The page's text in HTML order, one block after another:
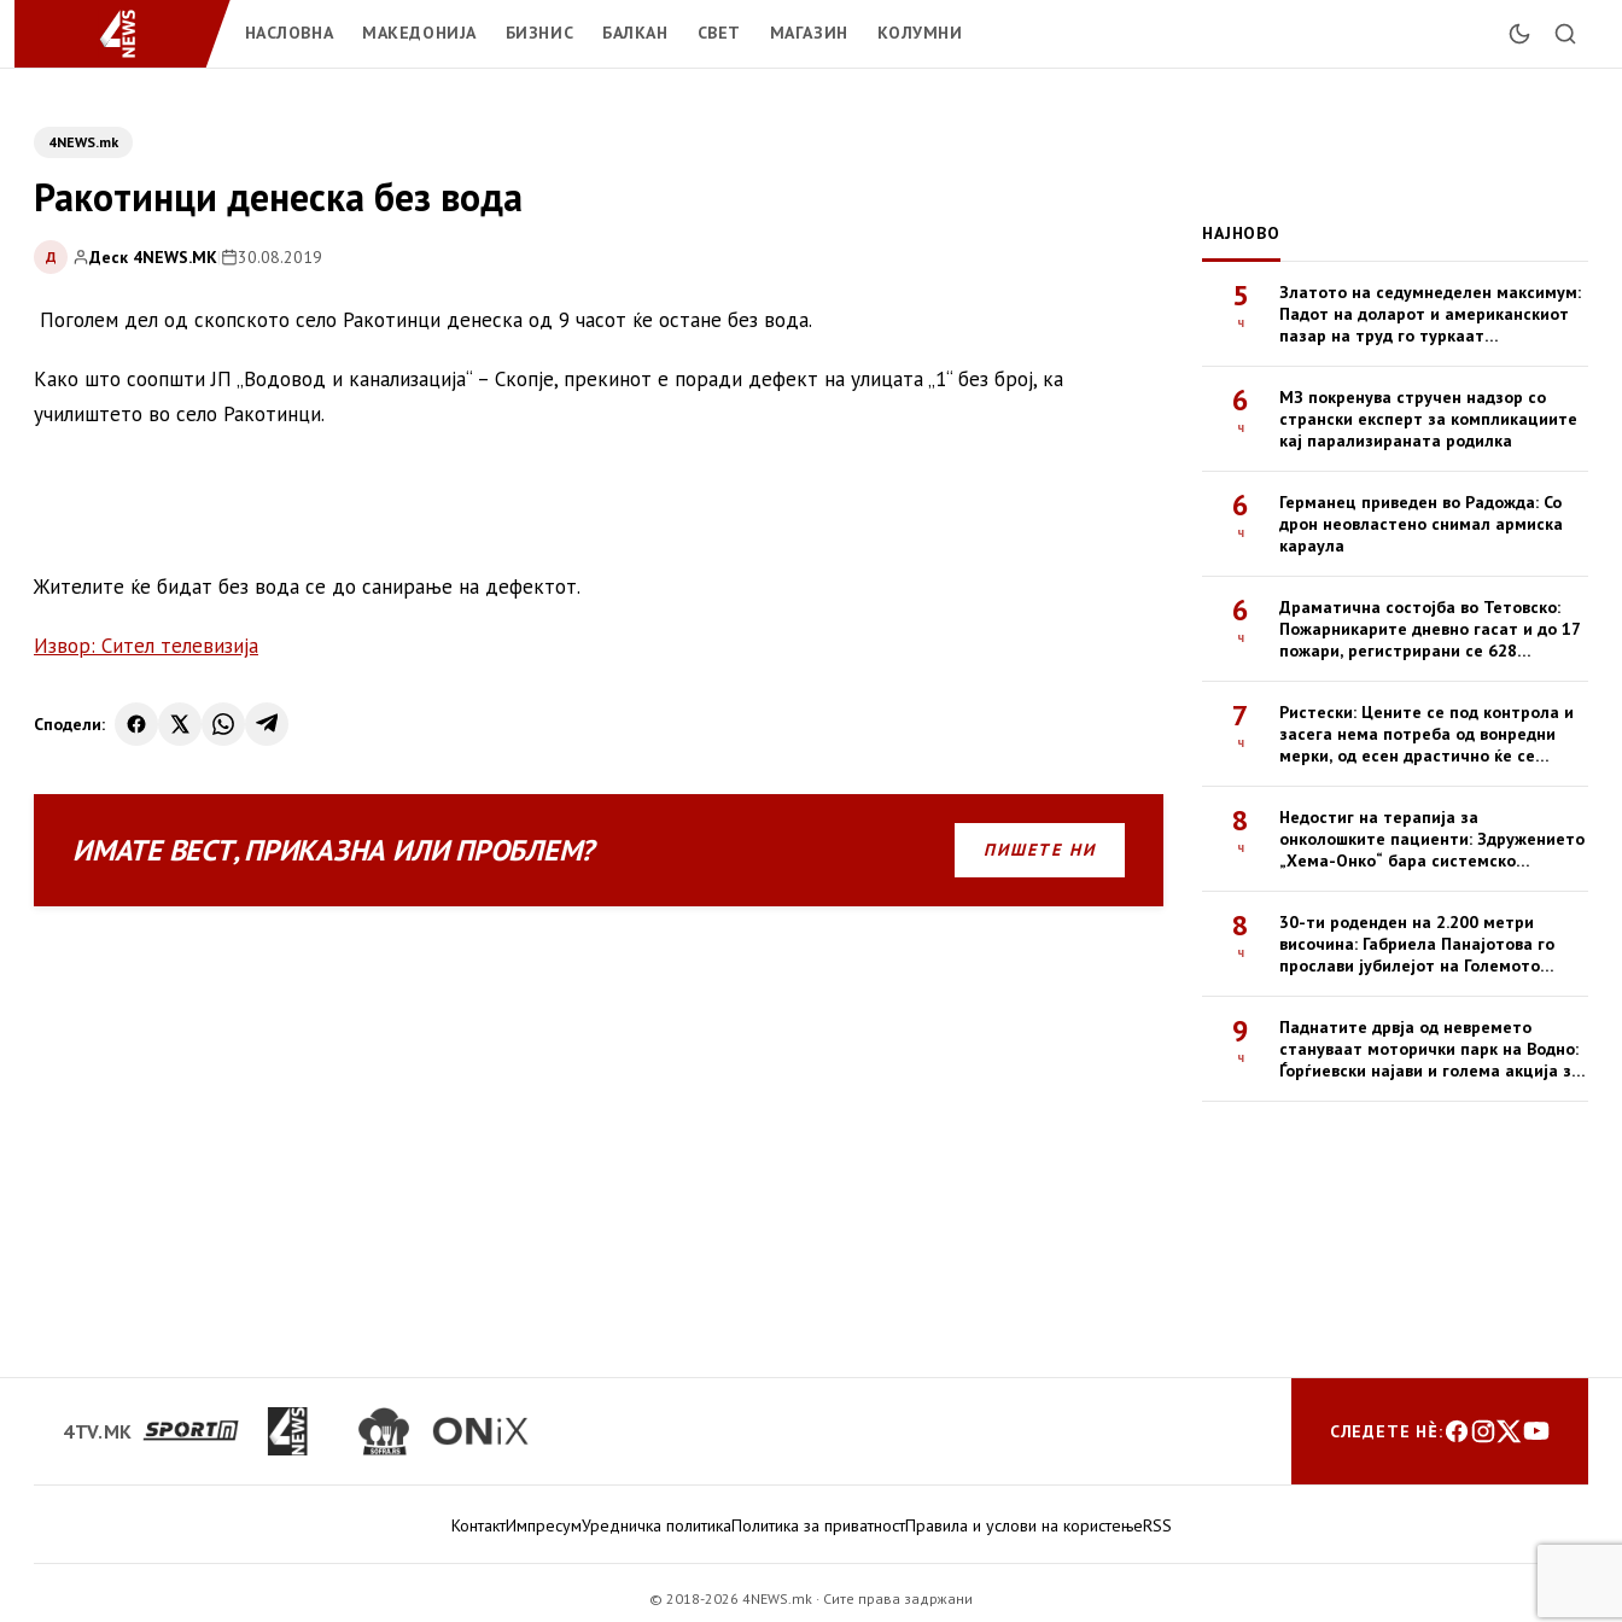
НАСЛОВНА МАКЕДОНИЈА БИЗНИС БАЛКАН СВЕТ МАГАЗИН КОЛУМНИ
4NEWS.mk
Ракотинци денеска без вода
Д Деск 4NEWS.MK| 30.08.2019
Поголем дел од скопското село Ракотинци денеска од 9 часот ќе остане без вода.
Како што соопшти ЈП „Водовод и канализација“ – Скопје, прекинот е поради дефект на улицата „1“ без број, ка
училиштето во село Ракотинци.
Жителите ќе бидат без вода се до санирање на дефектот.
Извор: Сител телевизија
Сподели:
ИМАТЕВЕСТ,ПРИКАЗНА ИЛИПРОБЛЕМ? ПИШЕТЕ НИ
НАЈНОВО
5
ч
Златото на седумнеделен максимум:
Падот на доларот и американскиот
пазар на труд го туркаат
6
ч
МЗ покренува стручен надзор со
странски експерт за компликациите
кај парализираната родилка
6
ч
Германец приведен во Радожда: Со
дрон неовластено снимал армиска
караула
6
ч
Драматична состојба во Тетовско:
Пожарникарите дневно гасат и до 17
пожари, регистрирани се 628
7
ч
Ристески: Цените се под контрола и
засега нема потреба од вонредни
мерки, од есен драстично ќе се
8
ч
Недостиг на терапија за
онколошките пациенти: Здружението
„Хема-Онко“ бара системско
8
ч
30-ти роденден на 2.200 метри
височина: Габриела Панајотова го
прослави јубилејот на Големото
9
ч
Паднатите дрвја од невремето
стануваат моторички парк на Водно:
Ѓорѓиевски најави и голема акција за
4TV.MK СЛЕДЕТЕ НЀ:
КонтактИмпресумУредничка политикаПолитика за приватностПравила и услови на користењеRSS
© 2018-2026 4NEWS.mk · Сите права задржани